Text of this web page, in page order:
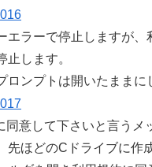
エラーで停止しますが、
止します。
ロンプトは開いたままに
同意して下さいと言うメ
先ほどのCドライブに作